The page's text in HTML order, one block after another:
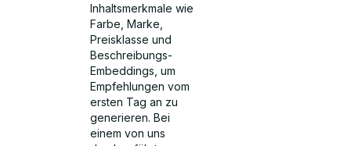
Inhaltsmerkmale wie
Farbe, Marke,
Preisklasse und
Beschreibungs-
Embeddings, um
Empfehlungen vom
ersten Tag an zu
generieren. Bei
einem von uns